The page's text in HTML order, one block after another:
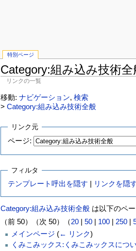
Category:組み込み技術
リンクの一覧
移動: ナビゲーション, 検索
> Category:組み込み技術全般
リンク元
ページ:
フィルタ
テンプレート呼出を隠す
リンクを隠
Category:組み込み技術全般は以下のペ
（前 50）（次 50）（20| 50| 100| 250|
メインページ (← リンク)
くみこみックス:くみこみックスにつ
特別ページ